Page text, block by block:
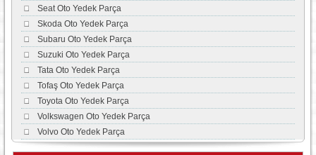
Seat Oto Yedek Parça
Skoda Oto Yedek Parça
Subaru Oto Yedek Parça
Suzuki Oto Yedek Parça
Tata Oto Yedek Parça
Tofaş Oto Yedek Parça
Toyota Oto Yedek Parça
Volkswagen Oto Yedek Parça
Volvo Oto Yedek Parça